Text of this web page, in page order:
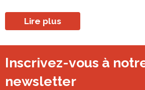
Inscrivez-vous à
newsletter
Lire plus